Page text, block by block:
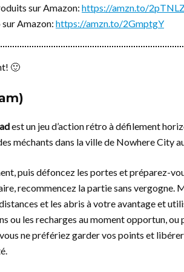
sur Amazon: https://amzn.to/
Amazon: https://amzn.to/2GmptgY
🙂
est un jeu d’action rétro à défilement
méchants dans la ville de Nowhere City
puis défoncez les portes et préparez-
recommencez la partie sans vergogne.
et les abris à votre avantage et
ou les recharges au moment opportun,
vous ne préfériez garder vos points et